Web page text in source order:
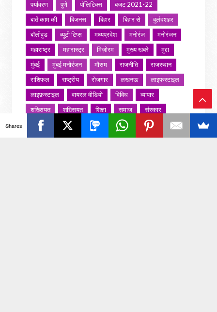
पर्यावरण
पुणे पॉलिटिक्स
बजट 2021-22
बातें काम की
बिजनस बिहार बिहार से
बुलंदशहर
बॉलीवुड
ब्यूटी टिप्स मध्यप्रदेश मनोरंज
मनोरंजन
महाराष्ट्र
महारास्ट्र मिज़ोरम मुख्य खबरे
मुद्दा
मुंबई
मुंबई मनोरंजन मौसम राजनीति
राजस्थान
राशिफल
राष्ट्रीय रोजगार लखनऊ
लाइफस्टाइल
लाइफ़स्टाइल
वायरल वीडियो विविध
व्यापार
शख्सियत
शख़्सियत शिक्षा समाज
संस्कार
संस्कृति
साहित्य सरोवर सिटी इवेंट
स्पोर्ट्स
स्वस्थ्य
स्वास्थ स्वास्थ्य हरयाणा
हरियाणा
Ba
ck
Shares